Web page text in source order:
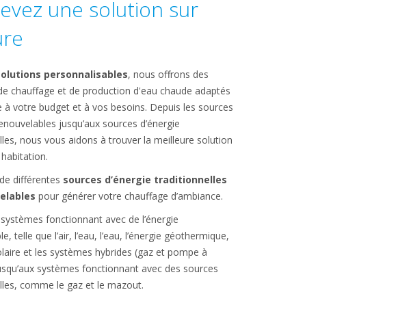
une solution sur
personnalisables, nous offrons des
chauffage et de production d'eau chaude adaptés
à votre budget et à vos besoins. Depuis les sources
jusqu’aux sources d’énergie
nous vous aidons à trouver la meilleure solution
différentes sources d’énergie traditionnelles
pour générer votre chauffage d’ambiance.
fonctionnant avec de l’énergie
telle que l’air, l’eau, l’eau, l’énergie géothermique,
et les systèmes hybrides (gaz et pompe à
systèmes fonctionnant avec des sources
comme le gaz et le mazout.